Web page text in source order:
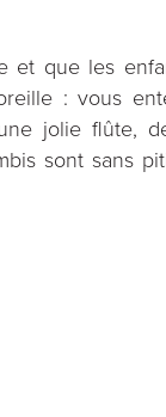
et que les
: vous
jolie flûte,
sont sans